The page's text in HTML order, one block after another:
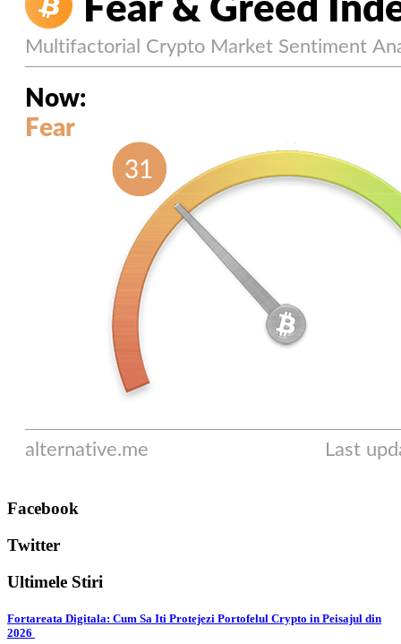
Facebook
Twitter
Ultimele Stiri
Fortareata Digitala: Cum Sa Iti Protejezi Portofelul Crypto in Peisajul din
2026